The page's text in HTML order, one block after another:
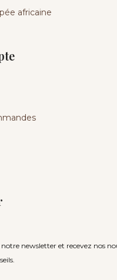
africaine
newsletter et recevez nos